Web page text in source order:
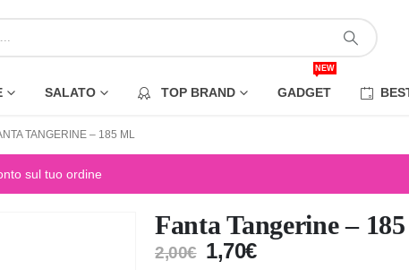
DI ALCUNE AREE
SALATO TOP BRAND GADGET
NEW
TANGERINE – 185 ML
sul tuo ordine
Fanta Tangerine –
2,00€ 1,70€